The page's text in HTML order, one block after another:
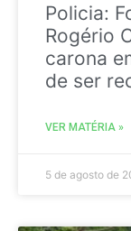
Policia:
Rogério
carona
de ser
VER MATÉRIA »
5 de agosto de